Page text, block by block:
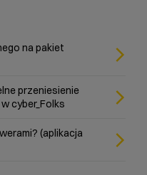
na pakiet
przeniesienie
cyber_Folks
(aplikacja